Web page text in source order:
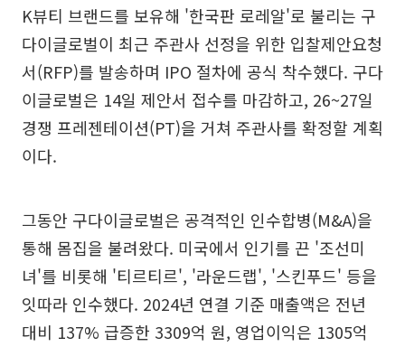
K뷰티 브랜드를 보유해 '한국판 로레알'로 불리는 구
다이글로벌이 최근 주관사 선정을 위한 입찰제안요청
서(RFP)를 발송하며 IPO 절차에 공식 착수했다. 구다
이글로벌은 14일 제안서 접수를 마감하고, 26~27일
경쟁 프레젠테이션(PT)을 거쳐 주관사를 확정할 계획
이다.
그동안 구다이글로벌은 공격적인 인수합병(M&A)을
통해 몸집을 불려왔다. 미국에서 인기를 끈 '조선미
녀'를 비롯해 '티르티르', '라운드랩', '스킨푸드' 등을
잇따라 인수했다. 2024년 연결 기준 매출액은 전년
대비 137% 급증한 3309억 원, 영업이익은 1305억